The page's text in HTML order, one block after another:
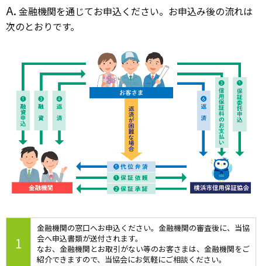
A. 金融機関を通じてお申込ください。お申込み後の流れは
次のとおりです。
1
金融機関の窓口へお申込ください。金融機関の審査後に、当協
会へ申込書類が送付されます。
なお、金融機関とお取引がない等のお客さまは、金融機関をご
紹介できますので、当協会にお気軽にご相談ください。